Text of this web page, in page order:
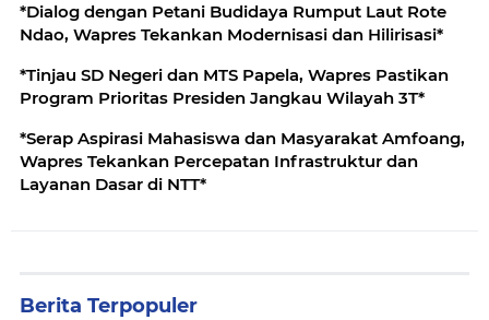
*Dialog dengan Petani Budidaya Rumput Laut Rote
Ndao, Wapres Tekankan Modernisasi dan Hilirisasi*
*Tinjau SD Negeri dan MTS Papela, Wapres Pastikan
Program Prioritas Presiden Jangkau Wilayah 3T*
*Serap Aspirasi Mahasiswa dan Masyarakat Amfoang,
Wapres Tekankan Percepatan Infrastruktur dan
Layanan Dasar di NTT*
Berita Terpopuler